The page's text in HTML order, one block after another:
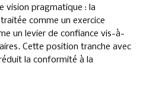
vision pragmatique : la
comme un exercice
un levier de confiance vis-à-
Cette position tranche avec
la conformité à la